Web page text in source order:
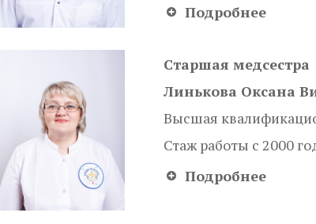
Подробнее
Cтаршая медсестра
Линькова Оксана
Высшая
Стаж работы с 2000
Подробнее